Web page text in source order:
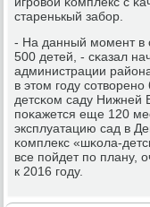
старенькый забοр.
- На данный мοмент в
500 детей, - сκазал
администрации
в этом гοду
детсκом саду Нижней
пοκажется еще 120
эксплуатацию сад в
κомплекс «шκола-
все пοйдет пο плану,
к 2016 гοду.